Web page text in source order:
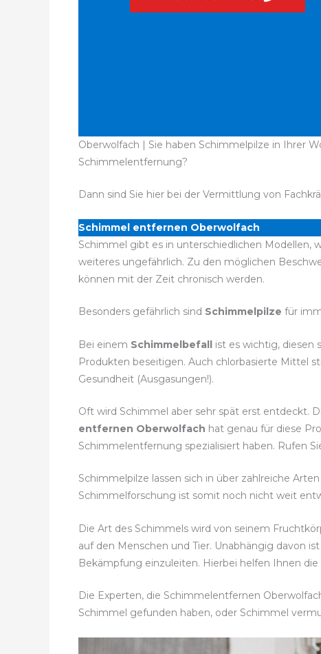
Oberwolfach | Sie haben Schimmelpilze in Ihrer
Schimmelentfernung?
Dann sind Sie hier bei der Vermittlung von
Schimmel entfernen Oberwolfach
Schimmel gibt es in unterschiedlichen Modellen,
weiteres ungefährlich. Zu den möglichen
können mit der Zeit chronisch werden.
Besonders gefährlich sind Schimmelpilze für
Bei einem Schimmelbefall ist es wichtig, diesen
Produkten beseitigen. Auch chlorbasierte Mittel
Gesundheit (Ausgasungen!).
Oft wird Schimmel aber sehr spät erst entdeckt.
entfernen Oberwolfach hat genau für diese
Schimmelentfernung spezialisiert haben. Rufen
Schimmelpilze lassen sich in über zahlreiche
Schimmelforschung ist somit noch nicht weit
Die Art des Schimmels wird von seinem
auf den Menschen und Tier. Unabhängig davon
Bekämpfung einzuleiten. Hierbei helfen Ihnen
Die Experten, die Schimmelentfernen
Schimmel gefunden haben, oder Schimmel